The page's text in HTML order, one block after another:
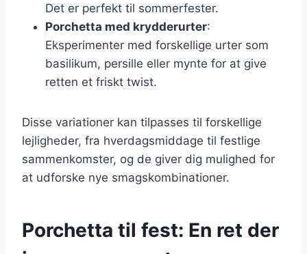
Det er perfekt til sommerfester.
Porchetta med krydderurter:
Eksperimenter med forskellige urter som
basilikum, persille eller mynte for at give
retten et friskt twist.
Disse variationer kan tilpasses til forskellige
lejligheder, fra hverdagsmiddage til festlige
sammenkomster, og de giver dig mulighed for
at udforske nye smagskombinationer.
Porchetta til fest: En ret der